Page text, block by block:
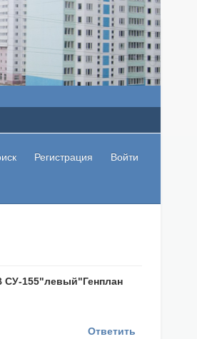
Регистрация Войти
СУ-155"левый"Генплан
Ответить